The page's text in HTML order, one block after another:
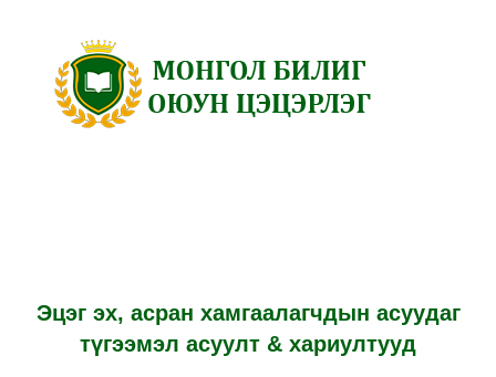
Эцэг эх, асран хамгаалагчдын асуудаг
түгээмэл асуулт & хариултууд